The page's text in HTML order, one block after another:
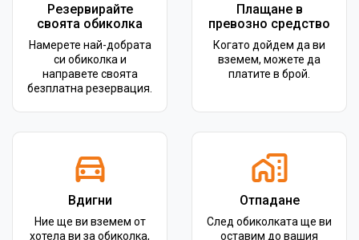
Резервирайте
своята обиколка
Намерете най-добрата
си обиколка и
направете своята
безплатна резервация.
Плащане в
превозно средство
Когато дойдем да ви
вземем, можете да
платите в брой.
Вдигни
Ние ще ви вземем от
хотела ви за обиколка,
Отпадане
След обиколката ще ви
оставим до вашия